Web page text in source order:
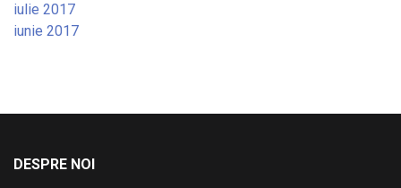
iulie 2017
iunie 2017
DESPRE NOI